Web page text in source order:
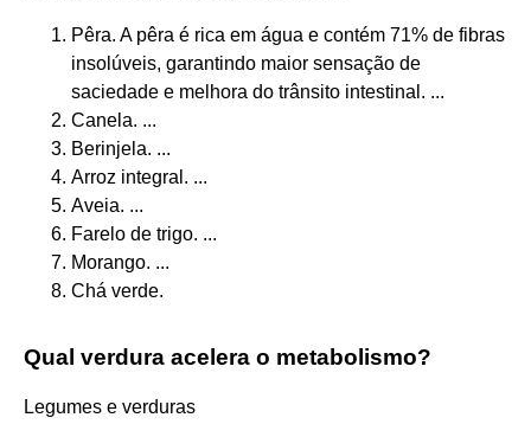
Pêra. A pêra é rica em água e contém 71% de fibras
insolúveis, garantindo maior sensação de
saciedade e melhora do trânsito intestinal. ...
Canela. ...
Berinjela. ...
Arroz integral. ...
Aveia. ...
Farelo de trigo. ...
Morango. ...
Chá verde.
Qual verdura acelera o metabolismo?
Legumes e verduras